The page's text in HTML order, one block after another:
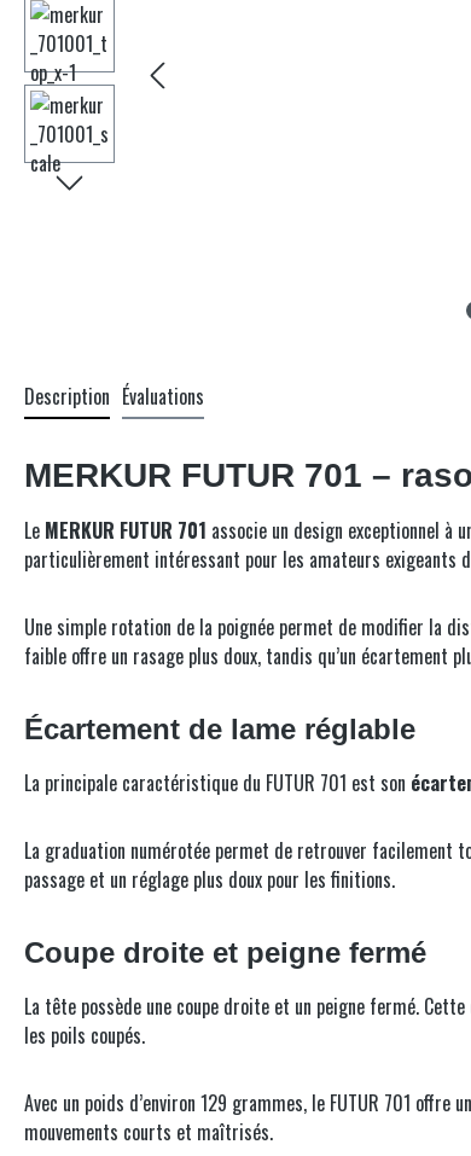
Description Évaluations
MERKUR FUTUR 701 –
Le MERKUR FUTUR 701 associe un design exceptionnel
particulièrement intéressant pour les amateurs exigeants
Une simple rotation de la poignée permet de modifier la
faible offre un rasage plus doux, tandis qu’un écartement
Écartement de lame réglable
La principale caractéristique du FUTUR 701 est son
La graduation numérotée permet de retrouver facilement
passage et un réglage plus doux pour les finitions.
Coupe droite et peigne fermé
La tête possède une coupe droite et un peigne fermé.
les poils coupés.
Avec un poids d’environ 129 grammes, le FUTUR 701
mouvements courts et maîtrisés.